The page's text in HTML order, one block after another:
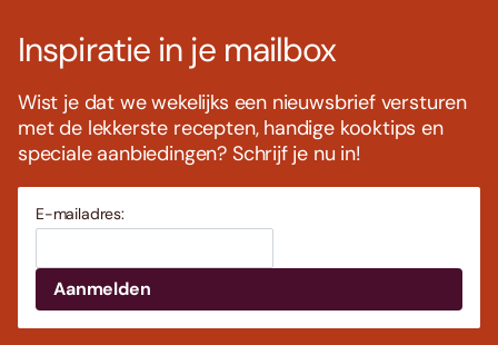
Inspiratie in je mailbox
Wist je dat we wekelijks een nieuwsbrief versturen
met de lekkerste recepten, handige kooktips en
speciale aanbiedingen? Schrijf je nu in!
E-mailadres: